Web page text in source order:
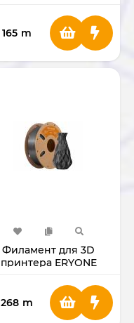
165 m
Филамент для 3D
принтера ERYONE
268 m